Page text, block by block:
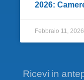
2026:
Febbraio 11, 2026
Ricevi in